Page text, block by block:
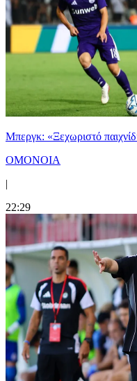
Μπεργκ: «Ξεχωριστό
ΟΜΟΝΟΙΑ
|
22:29